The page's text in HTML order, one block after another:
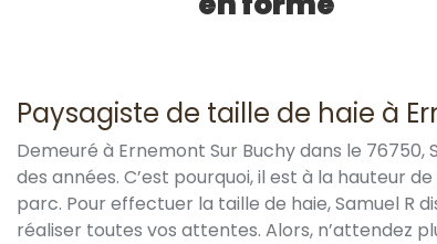
Paysagiste de taille de haie à
Demeuré à Ernemont Sur Buchy dans le
des années. C’est pourquoi, il est à la hauteur
parc. Pour effectuer la taille de haie, Samuel R
réaliser toutes vos attentes. Alors, n’attendez